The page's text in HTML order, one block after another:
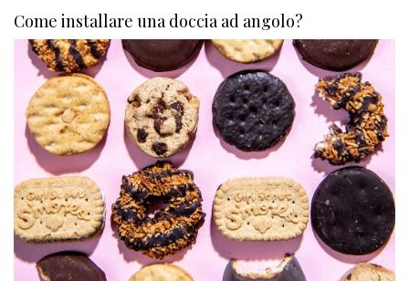
Come installare una doccia ad angolo?